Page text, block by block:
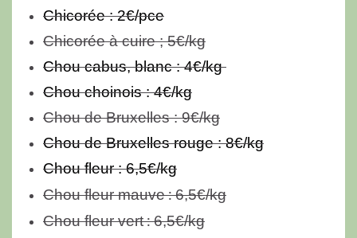
Chicorée : 2€/pce
Chicorée à cuire ;5€/kg
Chou cabus, blanc : 4€/kg
Chou choinois : 4€/kg
Chou de Bruxelles : 9€/kg
Chou de Bruxelles rouge : 8€/kg
Chou fleur : 6,5€/kg
Chou fleur mauve:6,5€/kg
Chou fleur vert:6,5€/kg